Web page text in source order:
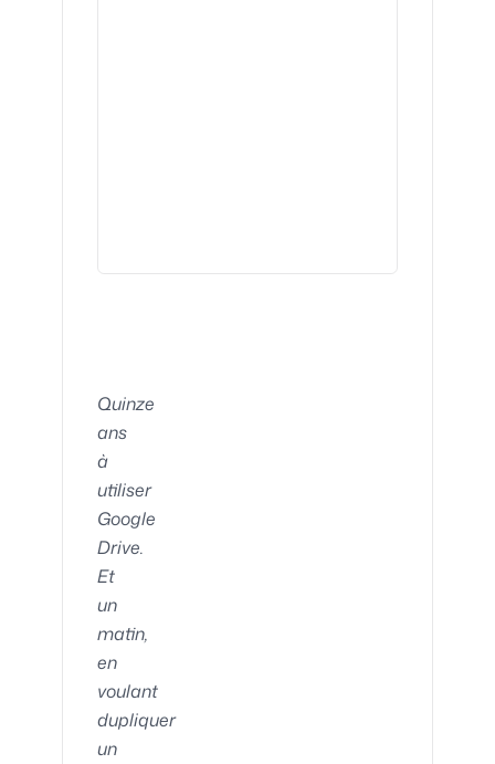
Quinze
ans
à
utiliser
Google
Drive.
Et
un
matin,
en
voulant
dupliquer
un